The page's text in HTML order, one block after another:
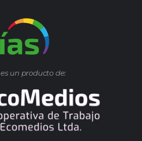
es un producto de: